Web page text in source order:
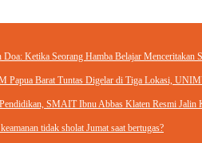
Doa: Ketika Seorang Hamba Belajar Menceritakan
Papua Barat Tuntas Digelar di Tiga Lokasi,
SMAIT Ibnu Abbas Klaten Resmi Jalin
tidak sholat Jumat saat bertugas?